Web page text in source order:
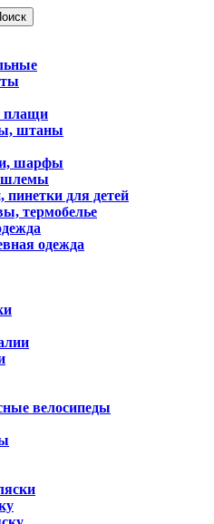
плащи
штаны
шарфы
шлемы
для детей
термобелье
одежда
велосипеды